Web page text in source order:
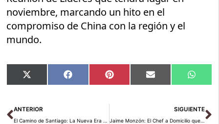
noviembre, marcando un hito en el
compromiso de China con la región y el
mundo.
Compartir
en
X
(Twitter)
Compartir
en
Facebook Compartir
en
Pinterest Compartir
en
Email
en
Ant
ANTERIOR
El Camino de Santiago: La Nueva Era del Confort para los Peregrinos
SIGUIENTE
Jaime Monzón: El Chef a Domicilio que Conquista Corazones en San Valentín